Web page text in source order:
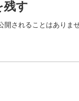
残す
開されることはありませ